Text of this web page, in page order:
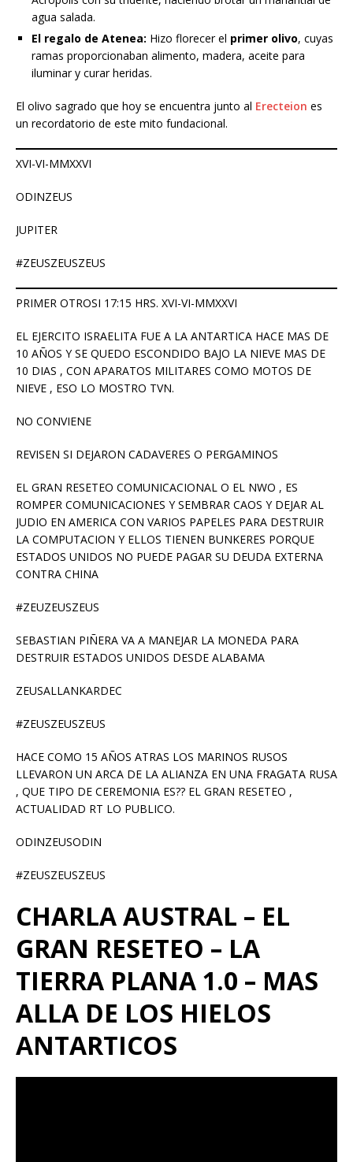
agua salada.
El regalo de Atenea: Hizo florecer el primer olivo, cuyas
ramas proporcionaban alimento, madera, aceite para
iluminar y curar heridas.
El olivo sagrado que hoy se encuentra junto al Erecteion es
un recordatorio de este mito fundacional.
XVI-VI-MMXXVI
ODINZEUS
JUPITER
#ZEUSZEUSZEUS
PRIMER OTROSI 17:15 HRS. XVI-VI-MMXXVI
EL EJERCITO ISRAELITA FUE A LA ANTARTICA HACE MAS DE
10 AÑOS Y SE QUEDO ESCONDIDO BAJO LA NIEVE MAS DE
10 DIAS , CON APARATOS MILITARES COMO MOTOS DE
NIEVE , ESO LO MOSTRO TVN.
NO CONVIENE
REVISEN SI DEJARON CADAVERES O PERGAMINOS
EL GRAN RESETEO COMUNICACIONAL O EL NWO , ES
ROMPER COMUNICACIONES Y SEMBRAR CAOS Y DEJAR AL
JUDIO EN AMERICA CON VARIOS PAPELES PARA DESTRUIR
LA COMPUTACION Y ELLOS TIENEN BUNKERES PORQUE
ESTADOS UNIDOS NO PUEDE PAGAR SU DEUDA EXTERNA
CONTRA CHINA
#ZEUZEUSZEUS
SEBASTIAN PIÑERA VA A MANEJAR LA MONEDA PARA
DESTRUIR ESTADOS UNIDOS DESDE ALABAMA
ZEUSALLANKARDEC
#ZEUSZEUSZEUS
HACE COMO 15 AÑOS ATRAS LOS MARINOS RUSOS
LLEVARON UN ARCA DE LA ALIANZA EN UNA FRAGATA RUSA
, QUE TIPO DE CEREMONIA ES?? EL GRAN RESETEO ,
ACTUALIDAD RT LO PUBLICO.
ODINZEUSODIN
#ZEUSZEUSZEUS
CHARLA AUSTRAL – EL
GRAN RESETEO – LA
TIERRA PLANA 1.0 – MAS
ALLA DE LOS HIELOS
ANTARTICOS